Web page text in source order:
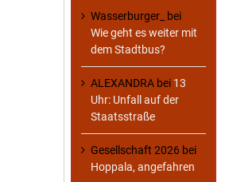
Wasserburger_
bei
Wie geht es weiter mit
dem Stadtbus?
ALEXANDRA bei 13
Uhr: Unfall auf der
Staatsstraße
Gesellschaft 2026 bei
Hoppala, angefahren